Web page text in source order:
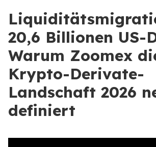
20,6 Billionen US-
Warum Zoomex
Krypto-Derivate-
Landschaft 2026
definiert